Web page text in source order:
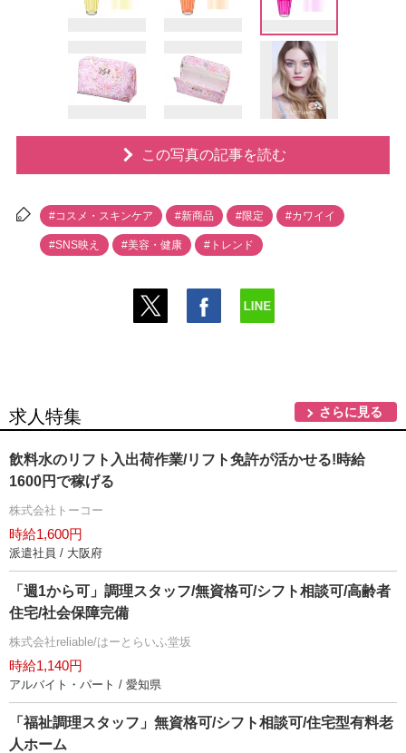
この写真の記事を読む
#コスメ・スキンケア #新商品 #限定 #カワイイ
#SNS映え #美容・健康 #トレンド
求人特集 さらに見る
飲料水のリフト入出荷作業/リフト免許が活かせる!時給
1600円で稼げる
株式会社トーコー
時給1,600円
派遣社員 / 大阪府
「週1から可」調理スタッフ/無資格可/シフト相談可/高齢者
住宅/社会保障完備
株式会社reliable/はーとらいふ堂坂
時給1,140円
アルバイト・パート / 愛知県
「福祉調理スタッフ」無資格可/シフト相談可/住宅型有料老
人ホーム